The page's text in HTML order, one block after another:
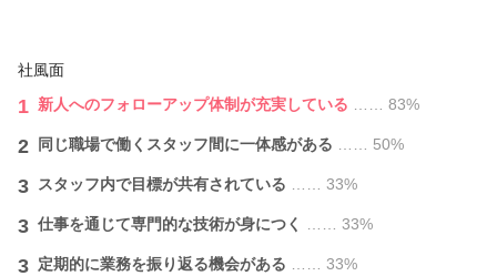
社風面
1 新人へのフォローアップ体制が充実している …… 83%
2 同じ職場で働くスタッフ間に一体感がある …… 50%
3 スタッフ内で目標が共有されている …… 33%
3 仕事を通じて専門的な技術が身につく …… 33%
3 定期的に業務を振り返る機会がある …… 33%